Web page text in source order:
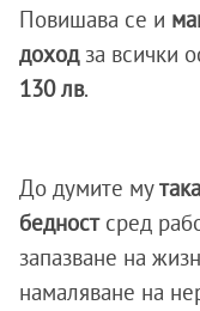
Повишава се и
доходза всички
130 лв.
До думите му
бедностсред
запазване на
намаляване на